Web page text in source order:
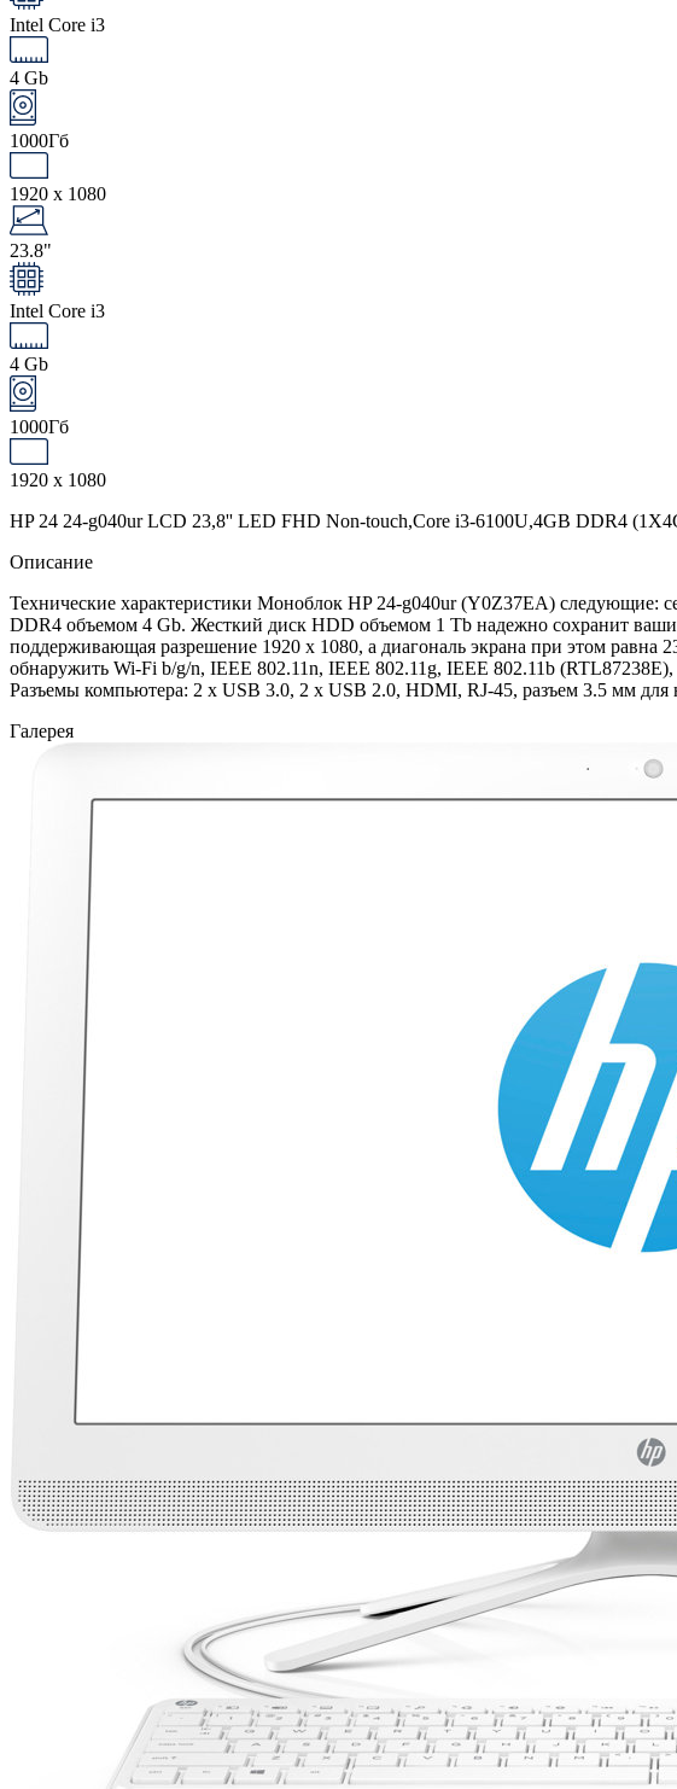
Intel Core i3
4 Gb
1000Гб
1920 x 1080
23.8"
Intel Core i3
4 Gb
1000Гб
1920 x 1080
HP 24 24-g040ur LCD 23,8'' LED FHD Non-touch,Core i3-6100U,4GB DDR4
Описание
Технические характеристики Моноблок HP 24-g040ur (Y0Z37EA) следующие:
DDR4 объемом 4 Gb. Жесткий диск HDD объемом 1 Tb надежно сохранит
поддерживающая разрешение 1920 x 1080, а диагональ экрана при этом
обнаружить Wi-Fi b/g/n, IEEE 802.11n, IEEE 802.11g, IEEE 802.11b
Разъемы компьютера: 2 x USB 3.0, 2 x USB 2.0, HDMI, RJ-45, разъем 3.5 мм для
Галерея